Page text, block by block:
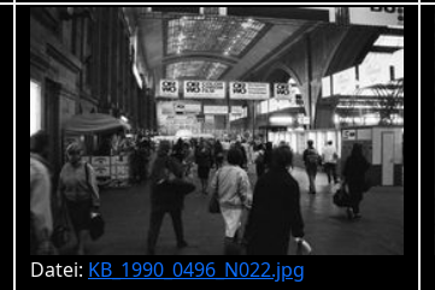
Datei: KB_1990_0496_N022.jpg